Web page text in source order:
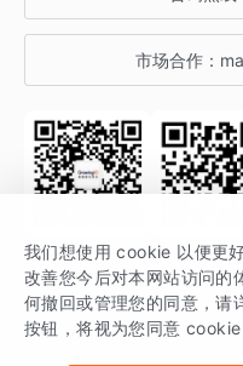
增长博客
开发者文档
SDK 文档
场景指南
增长大会
行业活动
市场合作：
关注公众号 获取更多
GrowingIO 是专注于数据智能
我们想使用 cookie 以便更
改善您今后对本网站访问的
何撤回或管理您的同意，请
按钮，将视为您同意 cookie